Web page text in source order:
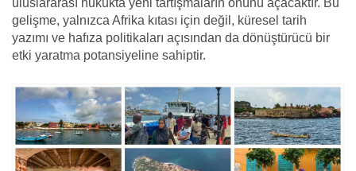
gelişme, yalnızca Afrika kıtası için değil, küresel tarih
yazımı ve hafıza politikaları açısından da dönüştürücü bir
etki yaratma potansiyeline sahiptir.